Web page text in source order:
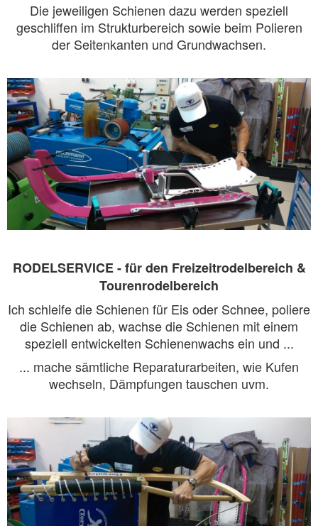
Die jeweiligen Schienen dazu werden speziell
geschliffen im Strukturbereich sowie beim Polieren
der Seitenkanten und Grundwachsen.
RODELSERVICE - für den Freizeitrodelbereich &
Tourenrodelbereich
Ich schleife die Schienen für Eis oder Schnee, poliere
die Schienen ab, wachse die Schienen mit einem
speziell entwickelten Schienenwachs ein und ...
... mache sämtliche Reparaturarbeiten, wie Kufen
wechseln, Dämpfungen tauschen uvm.